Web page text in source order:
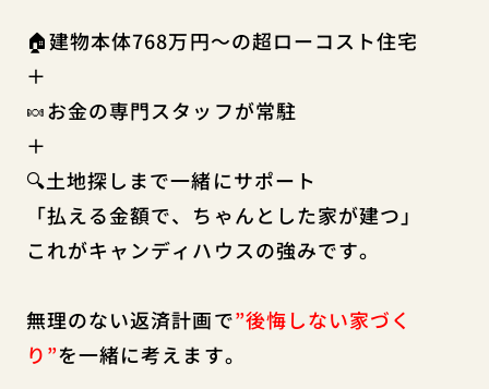
🏠建物本体768万円～の超ローコスト住宅
＋
🍬お金の専門スタッフが常駐
＋
🔍土地探しまで一緒にサポート
「払える金額で、ちゃんとした家が建つ」
これがキャンディハウスの強みです。
無理のない返済計画で”後悔しない家づく
り”を一緒に考えます。